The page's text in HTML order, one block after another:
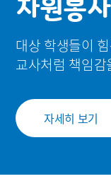
자원봉
대상 학생들이
교사처럼 책임
자세히 보기